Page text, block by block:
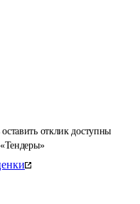
отклик доступны